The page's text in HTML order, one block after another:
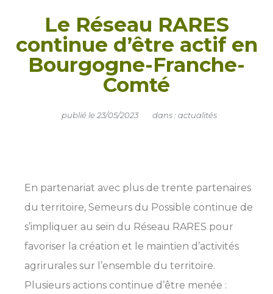
Le Réseau RARES
continue d’être actif en
Bourgogne-Franche-
Comté
publié le 23/05/2023 dans :actualités
En partenariat avec plus de trente partenaires
du territoire, Semeurs du Possible continue de
s’impliquer au sein du Réseau RARES pour
favoriser la création et le maintien d’activités
agrirurales sur l’ensemble du territoire.
Plusieurs actions continue d’être menée :